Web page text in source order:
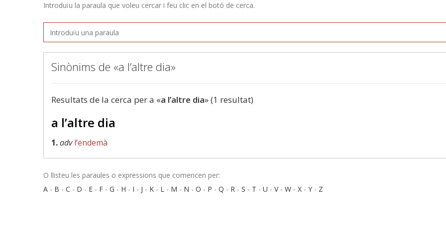
Introduïu la paraula que voleu cercar i feu clic en el botó de cerca.
Sinònims de «a l’altre dia»
Resultats de la cerca per a «a l’altre dia» (1 resultat)
a l’altre dia
1.adv l’endemà
O llisteu les paraules o expressions que comencen per:
A - B - C - D - E - F - G - H - I - J - K - L - M - N - O - P - Q - R - S - T - U - V- W - X - Y - Z